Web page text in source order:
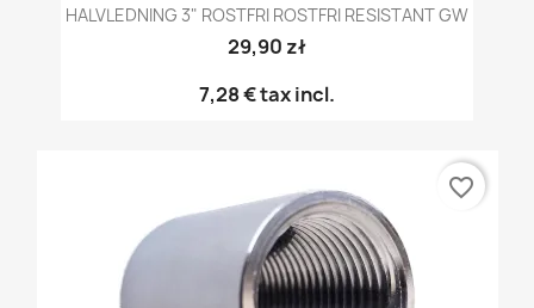
HALVLEDNING 3" ROSTFRI ROSTFRI RESISTANT GW
29,90 zł
7,28 €tax incl.
favorite_border